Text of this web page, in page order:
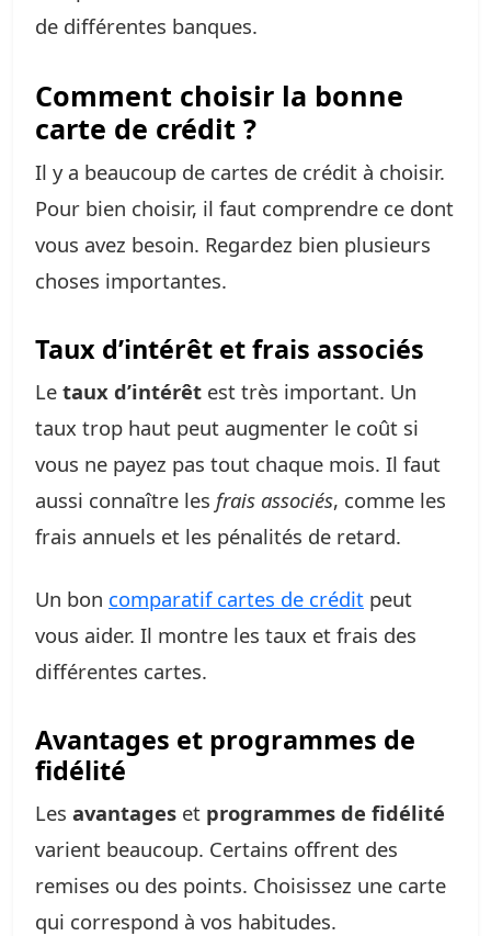
de différentes banques.
Comment choisir la bonne
carte de crédit ?
Il y a beaucoup de cartes de crédit à choisir.
Pour bien choisir, il faut comprendre ce dont
vous avez besoin. Regardez bien plusieurs
choses importantes.
Taux d’intérêt et frais associés
Le taux d’intérêt est très important. Un
taux trop haut peut augmenter le coût si
vous ne payez pas tout chaque mois. Il faut
aussi connaître les frais associés, comme les
frais annuels et les pénalités de retard.
Un bon comparatif cartes de crédit peut
vous aider. Il montre les taux et frais des
différentes cartes.
Avantages et programmes de
fidélité
Les avantages et programmes de fidélité
varient beaucoup. Certains offrent des
remises ou des points. Choisissez une carte
qui correspond à vos habitudes.